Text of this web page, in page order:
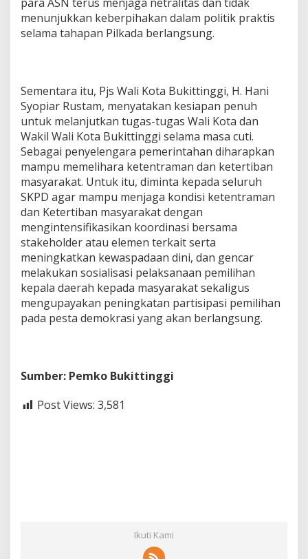
menunjukkan keberpihakan dalam politik praktis
selama tahapan Pilkada berlangsung.
Sementara itu, Pjs Wali Kota Bukittinggi, H. Hani
Syopiar Rustam, menyatakan kesiapan penuh
untuk melanjutkan tugas-tugas Wali Kota dan
Wakil Wali Kota Bukittinggi selama masa cuti.
Sebagai penyelengara pemerintahan diharapkan
mampu memelihara ketentraman dan ketertiban
masyarakat. Untuk itu, diminta kepada seluruh
SKPD agar mampu menjaga kondisi ketentraman
dan Ketertiban masyarakat dengan
mengintensifikasikan koordinasi bersama
stakeholder atau elemen terkait serta
meningkatkan kewaspadaan dini, dan gencar
melakukan sosialisasi pelaksanaan pemilihan
kepala daerah kepada masyarakat sekaligus
mengupayakan peningkatan partisipasi pemilihan
pada pesta demokrasi yang akan berlangsung.
Sumber: Pemko Bukittinggi
Post Views: 3,581
Ikuti Kami